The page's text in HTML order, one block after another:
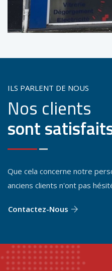
ILS PARLENT DE NOUS
Nos clients
sont
Que cela concerne notre
anciens clients n'ont pas
Contactez-Nous